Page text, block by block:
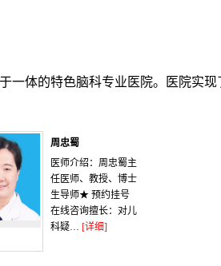
体的特色脑科专业医院。医院实
周忠蜀
医师介绍：周忠蜀主
任医师、教授、博士
生导师★ 预约挂号
在线咨询擅长：对儿
科疑… [详细]